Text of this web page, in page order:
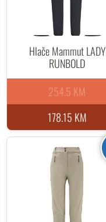
Hlače Mammut LADY
RUNBOLD
178.15 KM
254.5 KM